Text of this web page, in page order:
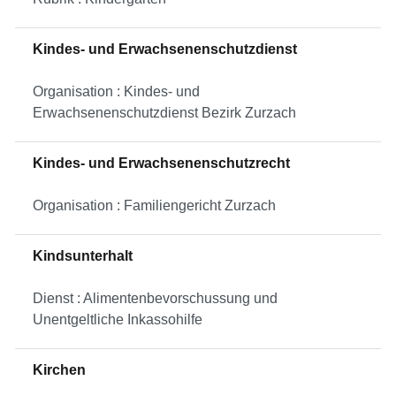
Kindes- und Erwachsenenschutzdienst
Organisation : Kindes- und
Erwachsenenschutzdienst Bezirk Zurzach
Kindes- und Erwachsenenschutzrecht
Organisation : Familiengericht Zurzach
Kindsunterhalt
Dienst : Alimentenbevorschussung und
Unentgeltliche Inkassohilfe
Kirchen